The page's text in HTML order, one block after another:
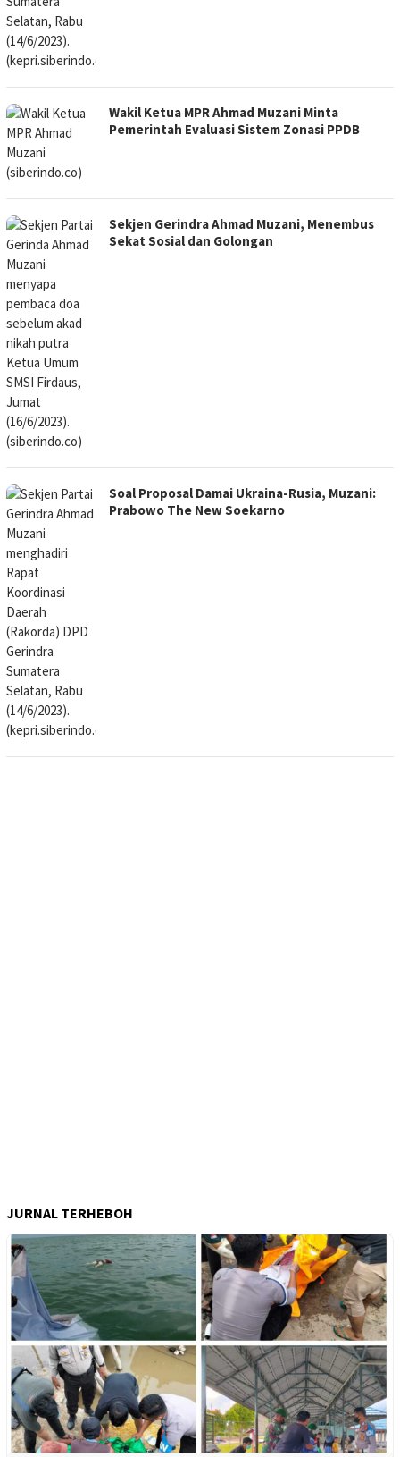
Wakil Ketua MPR Ahmad Muzani Minta
Pemerintah Evaluasi Sistem Zonasi PPDB
Sekjen Gerindra Ahmad Muzani, Menembus
Sekat Sosial dan Golongan
Soal Proposal Damai Ukraina-Rusia, Muzani:
Prabowo The New Soekarno
JURNAL TERHEBOH